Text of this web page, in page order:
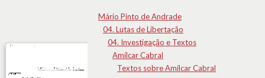
Mário Pinto de Andrade
04. Lutas de Libertação
04. Investigação e Textos
Amílcar Cabral
Textos sobre Amílcar Cabral